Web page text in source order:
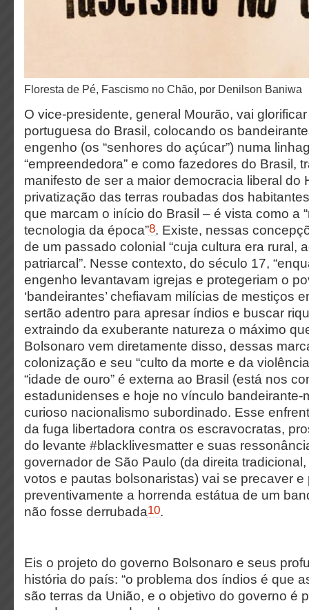
Floresta de Pé, Fascismo no Chão, por Denilson Baniwa
O vice-presidente, general Mourão, vai
portuguesa do Brasil, colocando os
engenho (os “senhores do açúcar”) numa
“empreendedora” e como fazedores do Brasil,
manifesto de ser a maior democracia liberal do
privatização das terras roubadas dos
que marcam o início do Brasil – é vista como a
tecnologia da época”8. Existe, nessas
de um passado colonial “cuja cultura era rural,
patriarcal”. Nesse contexto, do século 17,
engenho levantavam igrejas e protegeriam o
‘bandeirantes’ chefiavam milícias de mestiços
sertão adentro para apresar índios e buscar
extraindo da exuberante natureza o máximo
Bolsonaro vem diretamente disso, dessas
colonização e seu “culto da morte e da
“idade de ouro” é externa ao Brasil (está nos
estadunidenses e hoje no vínculo bandeirante-
curioso nacionalismo subordinado. Esse
da fuga libertadora contra os escravocratas,
do levante #blacklivesmatter e suas
governador de São Paulo (da direita
votos e pautas bolsonaristas) vai se precaver e
preventivamente a horrenda estátua de um
não fosse derrubada10.
Eis o projeto do governo Bolsonaro e seus
história do país: “o problema dos índios é que
são terras da União, e o objetivo do governo é